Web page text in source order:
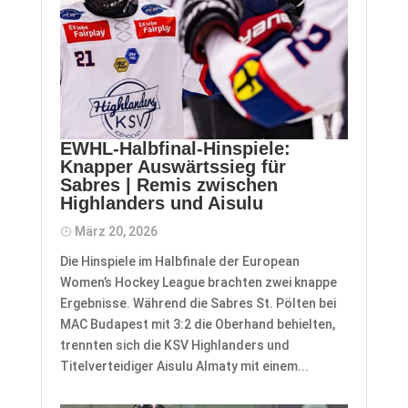
EWHL-Halbfinal-Hinspiele:
Knapper Auswärtssieg für
Sabres | Remis zwischen
Highlanders und Aisulu
März 20, 2026
Die Hinspiele im Halbfinale der European
Women’s Hockey League brachten zwei knappe
Ergebnisse. Während die Sabres St. Pölten bei
MAC Budapest mit 3:2 die Oberhand behielten,
trennten sich die KSV Highlanders und
Titelverteidiger Aisulu Almaty mit einem...